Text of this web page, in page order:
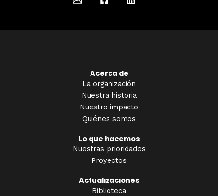
Acerca de
La organización
Nuestra historia
Nuestro impacto
Quiénes somos
Lo que hacemos
Nuestras prioridades
Proyectos
Actualizaciones
Biblioteca